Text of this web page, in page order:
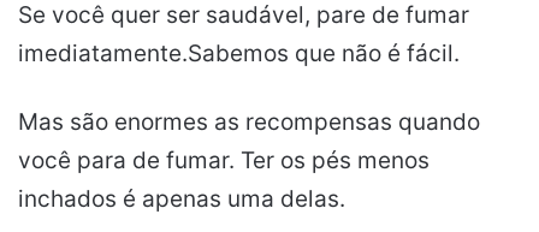
Se você quer ser saudável, pare de fumar
imediatamente.Sabemos que não é fácil.
Mas são enormes as recompensas quando
você para de fumar. Ter os pés menos
inchados é apenas uma delas.